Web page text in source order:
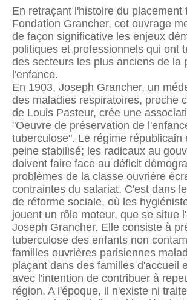
En retraçant l'histoire du placement
Fondation Grancher, cet ouvrage
de façon significative les enjeux
politiques et professionnels qui ont
des secteurs les plus anciens de la
l'enfance.
En 1903, Joseph Grancher, un
des maladies respiratoires, proche
de Louis Pasteur, crée une
"Oeuvre de préservation de
tuberculose". Le régime républicain
peine stabilisé; les radicaux au
doivent faire face au déficit
problèmes de la classe ouvrière
contraintes du salariat. C'est dans
de réforme sociale, où les
jouent un rôle moteur, que se situe
Joseph Grancher. Elle consiste à
tuberculose des enfants non
familles ouvrières parisiennes
plaçant dans des familles d'accueil
avec l'intention de contribuer à
région. A l'époque, il n'existe ni